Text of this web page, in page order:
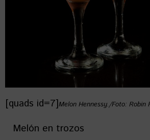
[quads id=7]Melon Hennessy./Foto: Robin
Melón en trozos